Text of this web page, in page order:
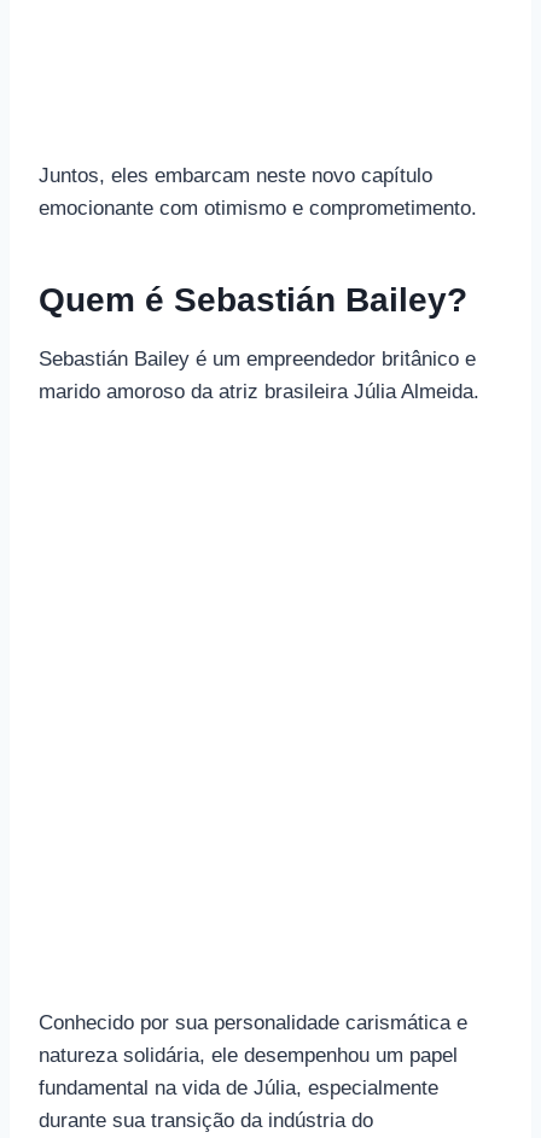
Juntos, eles embarcam neste novo capítulo
emocionante com otimismo e comprometimento.
Quem é Sebastián Bailey?
Sebastián Bailey é um empreendedor britânico e
marido amoroso da atriz brasileira Júlia Almeida.
Conhecido por sua personalidade carismática e
natureza solidária, ele desempenhou um papel
fundamental na vida de Júlia, especialmente
durante sua transição da indústria do